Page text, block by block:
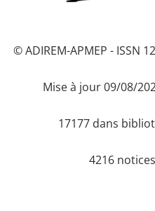
© ADIREM-APMEP - ISSN
Mise à jour 09/08/
17177 dans
4216